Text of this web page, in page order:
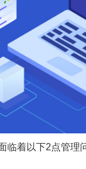
临着以下2点管理